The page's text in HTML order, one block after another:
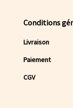
Conditions
Livraison
Paiement
CGV